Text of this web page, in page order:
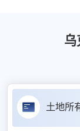
乌
土地所